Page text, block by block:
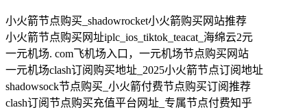
小火箭节点购买_shadowrocket小火箭购买网站推荐
小火箭节点购买网址iplc_ios_tiktok_teacat_海绵云2元
一元机场. com飞机场入口，一元机场节点购买网站
一元机场clash订阅购买地址_2025小火箭节点订阅地址
shadowsock节点购买_小火箭付费节点购买订阅推荐
clash订阅节点购买充值平台网址_专属节点付费知乎